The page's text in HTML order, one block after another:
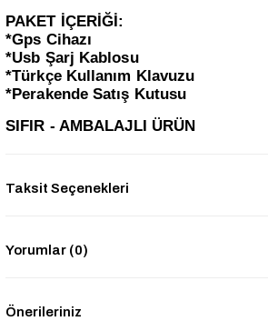
PAKET İÇERİĞİ:
*Gps Cihazı
*Usb Şarj Kablosu
*Türkçe Kullanım Klavuzu
*Perakende Satış Kutusu
SIFIR - AMBALAJLI ÜRÜN
Taksit Seçenekleri
Yorumlar (0)
Önerileriniz